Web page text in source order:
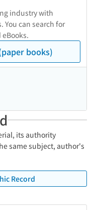
industry with
can search for
books)
its authority
same subject, author's
Record